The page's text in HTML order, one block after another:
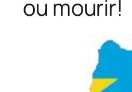
ou mourir!